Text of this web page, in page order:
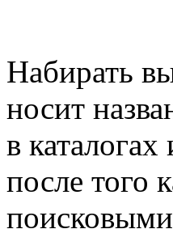
Набирать
носит
в
после того